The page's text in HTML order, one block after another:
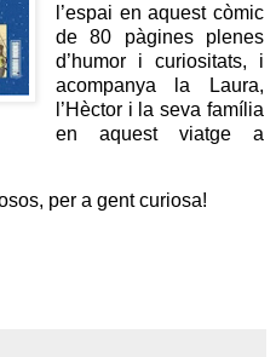
l’espai en aquest còmic
de 80 pàgines plenes
d’humor i curiositats, i
acompanya la Laura,
l’Hèctor i la seva família
en aquest viatge a
per a gent curiosa!